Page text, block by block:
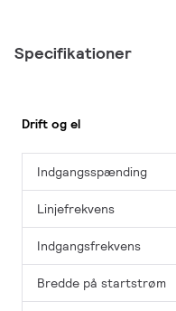
Specifikationer
Drift og el
Indgangsspænding
Linjefrekvens
Indgangsfrekvens
Bredde på startstrøm